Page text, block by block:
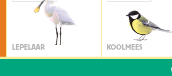
LEPELAAR KOOLMEES
Wil jij